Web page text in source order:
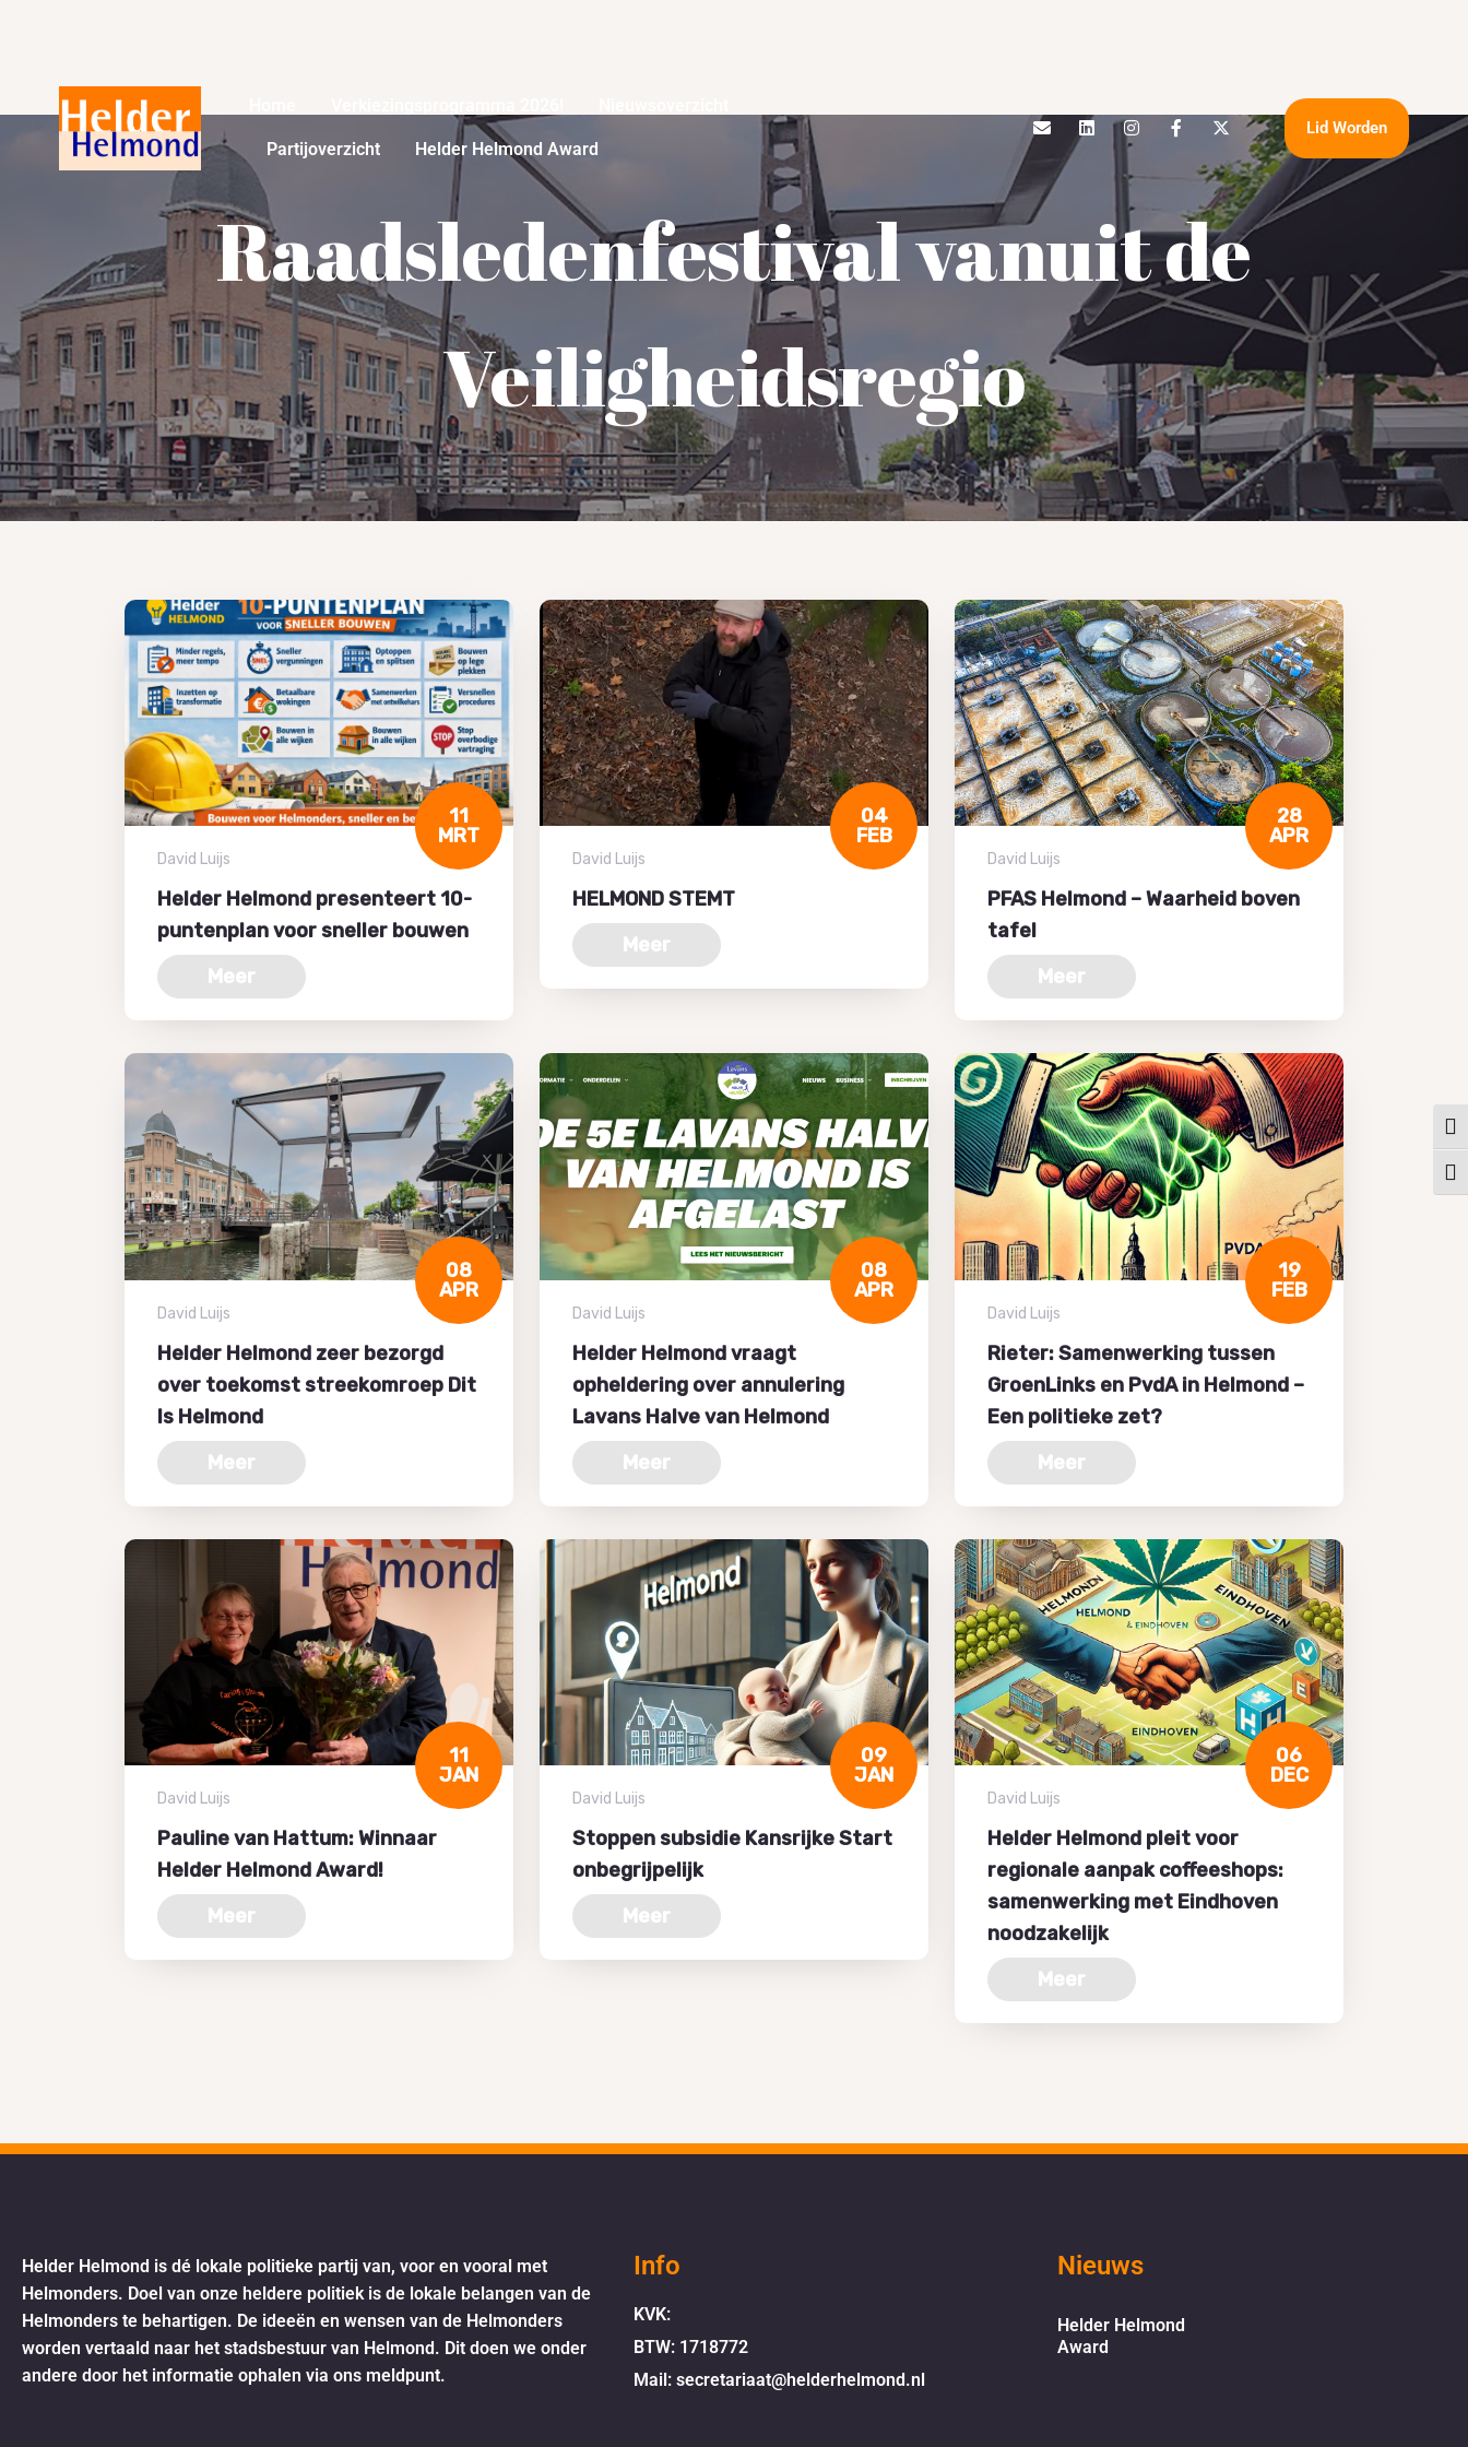
Partijoverzicht Helder Helmond Award
Lid Worden
Raadsledenfestival vanuit de
Veiligheidsregio
11
MRT
David Luijs
Helder Helmond presenteert 10-
puntenplan voor sneller bouwen
Meer
04
FEB
David Luijs
HELMOND STEMT
Meer
28
APR
David Luijs
PFAS Helmond – Waarheid boven
tafel
Meer
08
APR
David Luijs
Helder Helmond zeer bezorgd
over toekomst streekomroep Dit
Is Helmond
Meer
08
APR
David Luijs
Helder Helmond vraagt
opheldering over annulering
Lavans Halve van Helmond
Meer
19
FEB
David Luijs
Rieter: Samenwerking tussen
GroenLinks en PvdA in Helmond –
Een politieke zet?
Meer
11
JAN
David Luijs
Pauline van Hattum: Winnaar
Helder Helmond Award!
Meer
09
JAN
David Luijs
Stoppen subsidie Kansrijke Start
onbegrijpelijk
Meer
06
DEC
David Luijs
Helder Helmond pleit voor
regionale aanpak coffeeshops:
samenwerking met Eindhoven
noodzakelijk
Meer
Helder Helmond is dé lokale politieke partij van, voor en vooral met
Helmonders. Doel van onze heldere politiek is de lokale belangen van de
Helmonders te behartigen. De ideeën en wensen van de Helmonders
worden vertaald naar het stadsbestuur van Helmond. Dit doen we onder
andere door het informatie ophalen via ons meldpunt.
Info
KVK:
BTW: 1718772
Mail: secretariaat@helderhelmond.nl
Nieuws
Helder Helmond
Award